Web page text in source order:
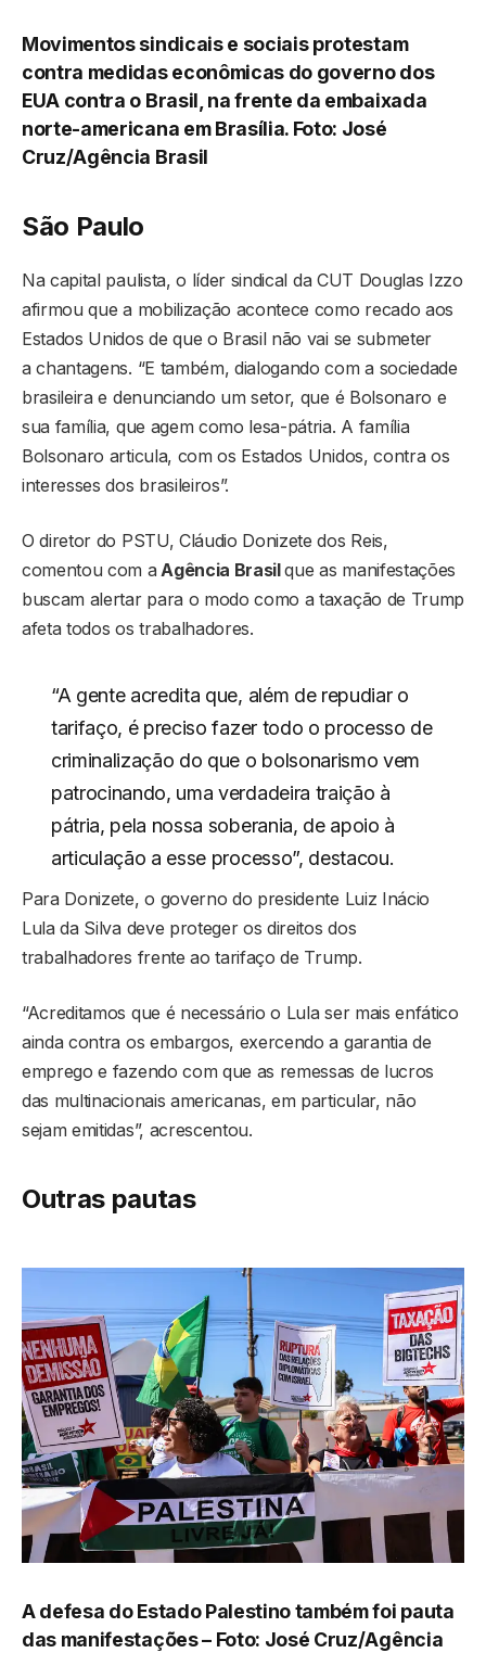
Movimentos sindicais e sociais protestam
contra medidas econômicas do governo dos
EUA contra o Brasil, na frente da embaixada
norte-americana em Brasília. Foto: José
Cruz/Agência Brasil
São Paulo
Na capital paulista, o líder sindical da CUT Douglas Izzo
afirmou que a mobilização acontece como recado aos
Estados Unidos de que o Brasil não vai se submeter
a chantagens. “E também, dialogando com a sociedade
brasileira e denunciando um setor, que é Bolsonaro e
sua família, que agem como lesa-pátria. A família
Bolsonaro articula, com os Estados Unidos, contra os
interesses dos brasileiros”.
O diretor do PSTU, Cláudio Donizete dos Reis,
comentou com a Agência Brasilque as manifestações
buscam alertar para o modo como a taxação de Trump
afeta todos os trabalhadores.
“A gente acredita que, além de repudiar o
tarifaço, é preciso fazer todo o processo de
criminalização do que o bolsonarismo vem
patrocinando, uma verdadeira traição à
pátria, pela nossa soberania, de apoio à
articulação a esse processo”, destacou.
Para Donizete, o governo do presidente Luiz Inácio
Lula da Silva deve proteger os direitos dos
trabalhadores frente ao tarifaço de Trump.
“Acreditamos que é necessário o Lula ser mais enfático
ainda contra os embargos, exercendo a garantia de
emprego e fazendo com que as remessas de lucros
das multinacionais americanas, em particular, não
sejam emitidas”, acrescentou.
Outras pautas
A defesa do Estado Palestino também foi pauta
das manifestações – Foto: José Cruz/Agência